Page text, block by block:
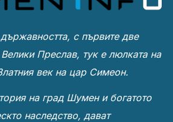
с първите две
Преслав, тук е люлката на
век на цар Симеон.
на град Шумен и богатото
наследство, дават